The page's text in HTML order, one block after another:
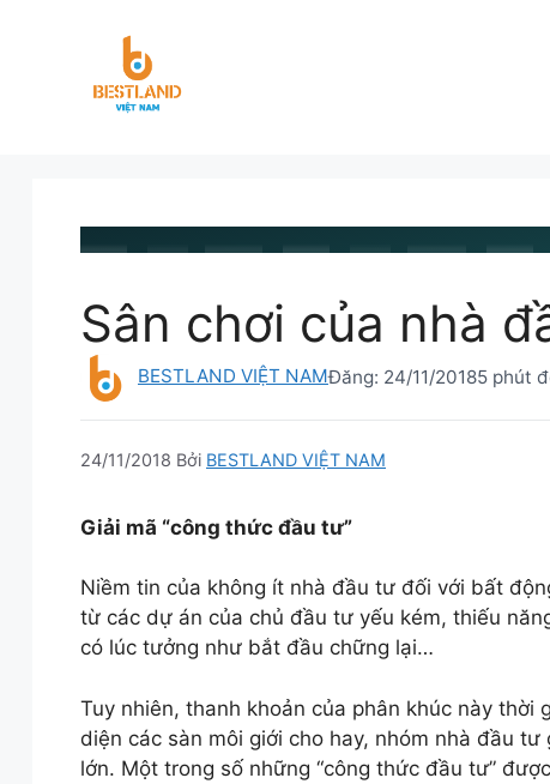
BESTLAND.VN•TIN TỨC
Sân chơi của nhà
BESTLAND VIỆT NAMĐăng: 24/11/20185 phút
24/11/2018 Bởi BESTLAND VIỆT NAM
Giải mã “công thức đầu tư”
Niềm tin của không ít nhà đầu tư đối với bất
từ các dự án của chủ đầu tư yếu kém, thiếu
có lúc tưởng như bắt đầu chững lại…
Tuy nhiên, thanh khoản của phân khúc này
diện các sàn môi giới cho hay, nhóm nhà đầu
lớn. Một trong số những “công thức đầu tư”